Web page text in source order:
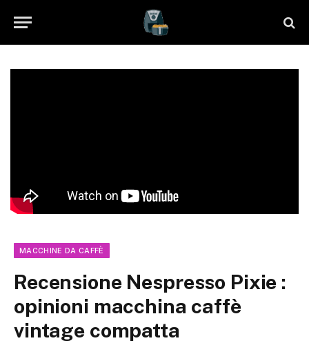
MACCHINE DA CAFFÈ
Recensione Nespresso Pixie :
opinioni macchina caffè
vintage compatta